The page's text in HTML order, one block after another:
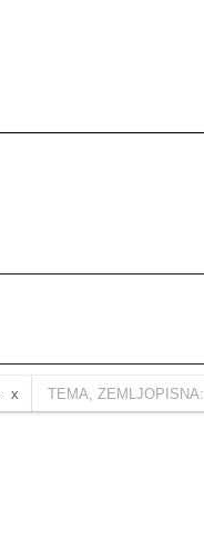
TEMA, ZEMLJOPISNA: